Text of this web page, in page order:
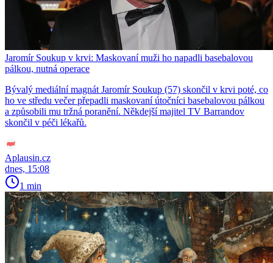
Jaromír Soukup v krvi: Maskovaní muži ho napadli basebalovou
pálkou, nutná operace
Bývalý mediální magnát Jaromír Soukup (57) skončil v krvi poté, co
ho ve středu večer přepadli maskovaní útočníci basebalovou pálkou
a způsobili mu tržná poranění. Někdejší majitel TV Barrandov
skončil v péči lékařů.
Aplausin.cz
dnes, 15:08
1 min